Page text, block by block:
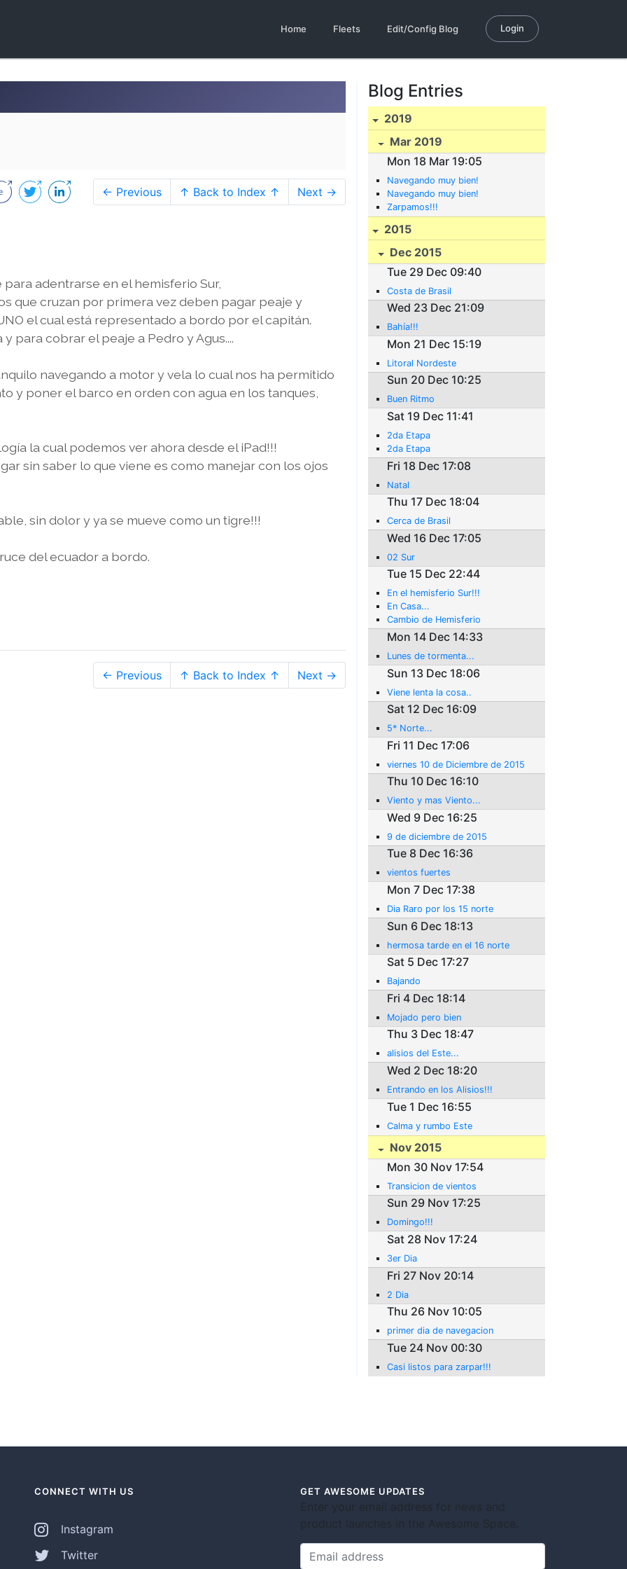
Home Fleets Edit/Config Blog Login
← Previous ↑ Back to Index ↑ Next →
adentrarse en el hemisferio Sur,
que cruzan por primera vez deben pagar peaje y
el cual está representado a bordo por el capitán.
para cobrar el peaje a Pedro y Agus....
navegando a motor y vela lo cual nos ha permitido
y poner el barco en orden con agua en los tanques,
la cual podemos ver ahora desde el iPad!!!
sin saber lo que viene es como manejar con los ojos
sin dolor y ya se mueve como un tigre!!!
del ecuador a bordo.
← Previous ↑ Back to Index ↑ Next →
Blog Entries
2019
Mar 2019
Mon 18 Mar 19:05
Navegando muy bien!
Navegando muy bien!
Zarpamos!!!
2015
Dec 2015
Tue 29 Dec 09:40
Costa de Brasil
Wed 23 Dec 21:09
Bahía!!!
Mon 21 Dec 15:19
Litoral Nordeste
Sun 20 Dec 10:25
Buen Ritmo
Sat 19 Dec 11:41
2da Etapa
2da Etapa
Fri 18 Dec 17:08
Natal
Thu 17 Dec 18:04
Cerca de Brasil
Wed 16 Dec 17:05
02 Sur
Tue 15 Dec 22:44
En el hemisferio Sur!!!
En Casa...
Cambio de Hemisferio
Mon 14 Dec 14:33
Lunes de tormenta...
Sun 13 Dec 18:06
Viene lenta la cosa..
Sat 12 Dec 16:09
5* Norte...
Fri 11 Dec 17:06
viernes 10 de Diciembre de 2015
Thu 10 Dec 16:10
Viento y mas Viento...
Wed 9 Dec 16:25
9 de diciembre de 2015
Tue 8 Dec 16:36
vientos fuertes
Mon 7 Dec 17:38
Dia Raro por los 15 norte
Sun 6 Dec 18:13
hermosa tarde en el 16 norte
Sat 5 Dec 17:27
Bajando
Fri 4 Dec 18:14
Mojado pero bien
Thu 3 Dec 18:47
alisios del Este...
Wed 2 Dec 18:20
Entrando en los Alisios!!!
Tue 1 Dec 16:55
Calma y rumbo Este
Nov 2015
Mon 30 Nov 17:54
Transicion de vientos
Sun 29 Nov 17:25
Domingo!!!
Sat 28 Nov 17:24
3er Dia
Fri 27 Nov 20:14
2 Dia
Thu 26 Nov 10:05
primer dia de navegacion
Tue 24 Nov 00:30
Casi listos para zarpar!!!
CONNECT WITH US
Instagram
Twitter
GET AWESOME UPDATES
Enter your email address for news and
product launches in the Awesome Space.